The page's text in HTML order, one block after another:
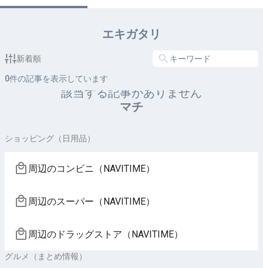
エキガタリ
新着順
0件の記事を表示しています
該当する記事がありません
マチ
ショッピング（日用品）
周辺のコンビニ（NAVITIME）
周辺のスーパー（NAVITIME）
周辺のドラッグストア（NAVITIME）
グルメ（まとめ情報）